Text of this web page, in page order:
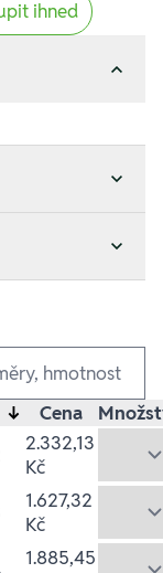
ihned
↓ Cena
2.332,13
Kč
1.627,32
Kč
1.885,45